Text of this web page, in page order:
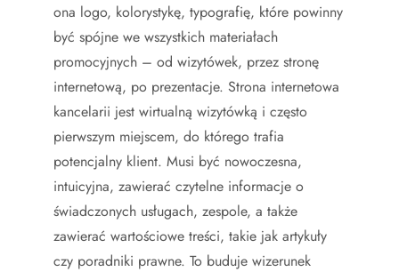
ona logo, kolorystykę, typografię, które powinny
być spójne we wszystkich materiałach
promocyjnych – od wizytówek, przez stronę
internetową, po prezentacje. Strona internetowa
kancelarii jest wirtualną wizytówką i często
pierwszym miejscem, do którego trafia
potencjalny klient. Musi być nowoczesna,
intuicyjna, zawierać czytelne informacje o
świadczonych usługach, zespole, a także
zawierać wartościowe treści, takie jak artykuły
czy poradniki prawne. To buduje wizerunek